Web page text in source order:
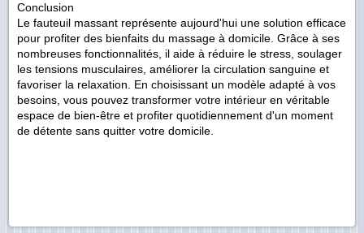
Conclusion
Le fauteuil massant représente aujourd'hui une solution efficace
pour profiter des bienfaits du massage à domicile. Grâce à ses
nombreuses fonctionnalités, il aide à réduire le stress, soulager
les tensions musculaires, améliorer la circulation sanguine et
favoriser la relaxation. En choisissant un modèle adapté à vos
besoins, vous pouvez transformer votre intérieur en véritable
espace de bien-être et profiter quotidiennement d'un moment
de détente sans quitter votre domicile.